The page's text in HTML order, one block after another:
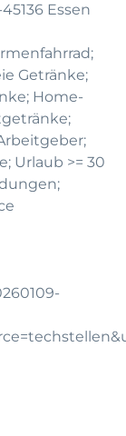
Essen
Getränke;
Home-
Urlaub >= 30